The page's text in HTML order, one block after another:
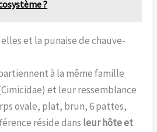
?
et la punaise de chauve-
à la même famille
et leur ressemblance
ovale, plat, brun, 6 pattes,
réside dans leur hôte et